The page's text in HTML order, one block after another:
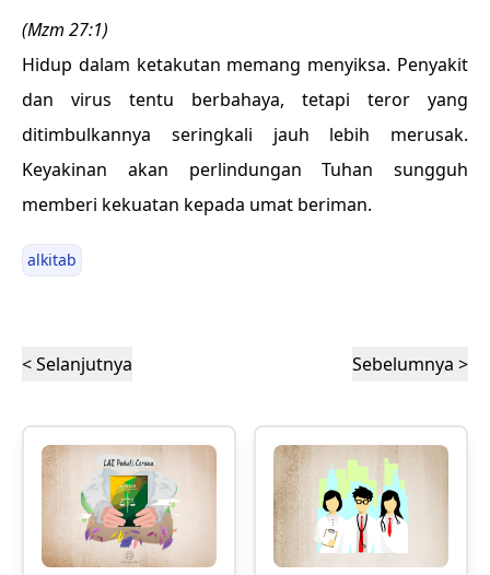
(Mzm 27:1)
Hidup dalam ketakutan memang menyiksa. Penyakit
dan virus tentu berbahaya, tetapi teror yang
ditimbulkannya seringkali jauh lebih merusak.
Keyakinan akan perlindungan Tuhan sungguh
memberi kekuatan kepada umat beriman.
alkitab
< Selanjutnya Sebelumnya >